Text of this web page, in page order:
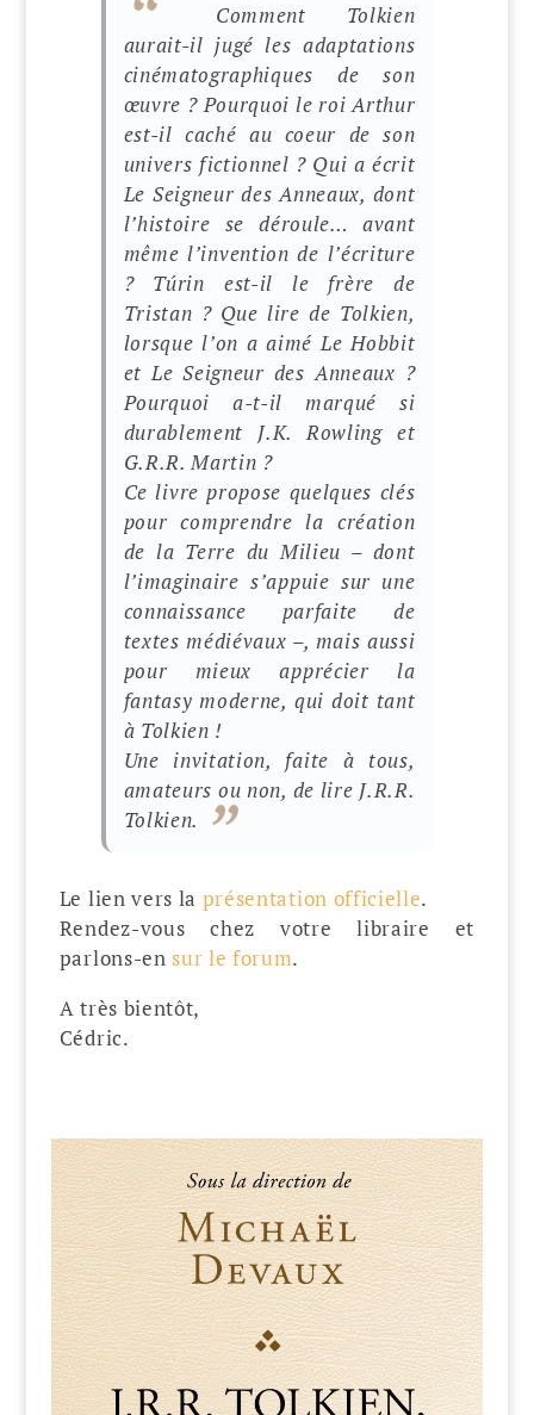
Comment Tolkien
aurait-il jugé les adaptations
cinématographiques de son
œuvre ? Pourquoi le roi Arthur
est-il caché au coeur de son
univers fictionnel ? Qui a écrit
Le Seigneur des Anneaux, dont
l’histoire se déroule… avant
même l’invention de l’écriture
? Túrin est-il le frère de
Tristan ? Que lire de Tolkien,
lorsque l’on a aiméLe Hobbit
etLe Seigneur des Anneaux ?
Pourquoi a-t-il marqué si
durablement J.K. Rowling et
G.R.R. Martin ?
Ce livre propose quelques clés
pour comprendre la création
de la Terre du Milieu – dont
l’imaginaire s’appuie sur une
connaissance parfaite de
textes médiévaux –, mais aussi
pour mieux apprécier la
fantasymoderne, qui doit tant
à Tolkien !
Une invitation, faite à tous,
amateurs ou non, de lire J.R.R.
Tolkien.
Le lien vers la présentation officielle.
Rendez-vous chez votre libraire et
parlons-en sur le forum.
A très bientôt,
Cédric.